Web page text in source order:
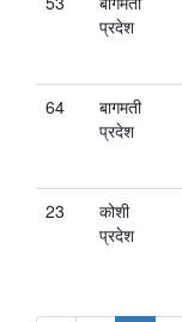
प्रदेश
64
बागमती
प्रदेश
23
कोशी
प्रदेश